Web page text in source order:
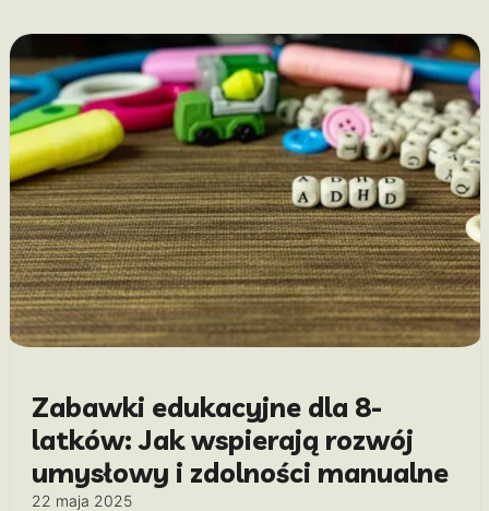
Zabawki edukacyjne dla 8-
latków: Jak wspierają rozwój
umysłowy i zdolności manualne
22 maja 2025